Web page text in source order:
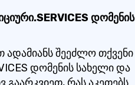
დომენის
ადამიანს შეეძლო თქვენი
დომენის სახელი და